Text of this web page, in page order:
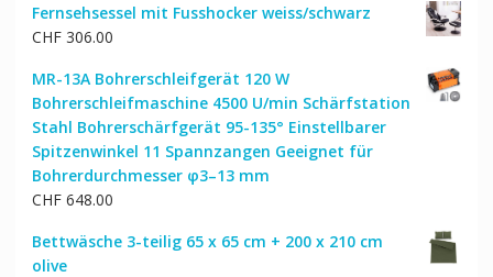
Fernsehsessel mit Fusshocker weiss/schwarz
CHF306.00
MR-13A Bohrerschleifgerät 120 W
Bohrerschleifmaschine 4500 U/min Schärfstation
Stahl Bohrerschärfgerät 95-135° Einstellbarer
Spitzenwinkel 11 Spannzangen Geeignet für
Bohrerdurchmesser φ3–13 mm
CHF648.00
Bettwäsche 3-teilig 65 x 65 cm + 200 x 210 cm
olive